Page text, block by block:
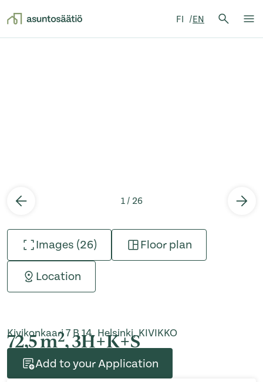
FI EN
Search
1 / 26
Images (26) Floor plan
Location
Kivikonkaari 7 B 14, Helsinki, KIVIKKO
72,5 m2, 3H+K+S
Add to your Application